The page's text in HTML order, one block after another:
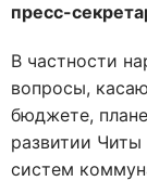
пресс-
В частности
вопросы,
бюджете,
развитии Читы
систем